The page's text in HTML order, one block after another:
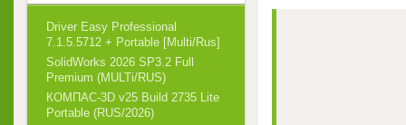
Driver Easy Professional
7.1.5.5712 + Portable [Multi/Rus]
SolidWorks 2026 SP3.2 Full
Premium (MULTi/RUS)
КОМПАС-3D v25 Build 2735 Lite
Portable (RUS/2026)